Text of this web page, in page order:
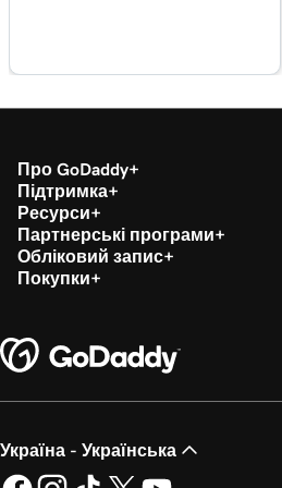
WordPress
Лекція 19 (з 29)
Додайте відео на мій сайт
Лекція 20 (з 29)
Лекція 21 (з 29)
Використання категорій і
Оптимізуйте зображення в
допомогою ключових слів
Про GoDaddy
Підтримка
Ресурси
Партнерські програми
Обліковий запис
Покупки
Україна - Українська